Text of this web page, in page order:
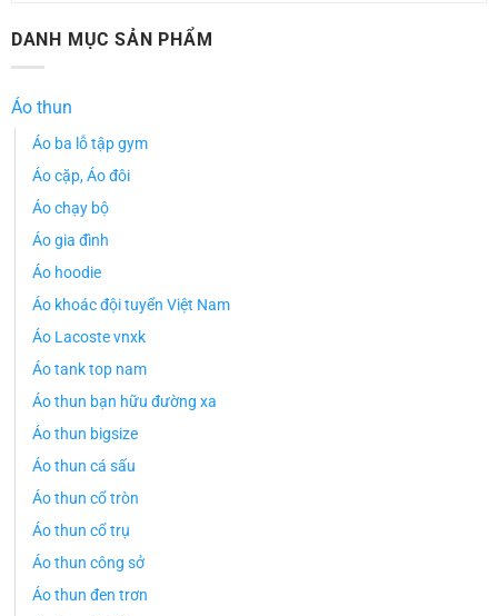
DANH MỤC SẢN PHẨM
Áo thun
Áo ba lỗ tập gym
Áo cặp, Áo đôi
Áo chạy bộ
Áo gia đình
Áo hoodie
Áo khoác đội tuyển Việt Nam
Áo Lacoste vnxk
Áo tank top nam
Áo thun bạn hữu đường xa
Áo thun bigsize
Áo thun cá sấu
Áo thun cổ tròn
Áo thun cổ trụ
Áo thun công sở
Áo thun đen trơn